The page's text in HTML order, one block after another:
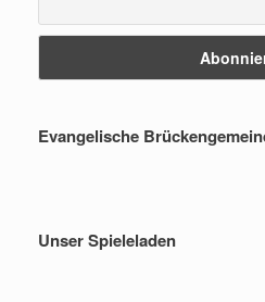
Evangelische
Unser Spieleladen